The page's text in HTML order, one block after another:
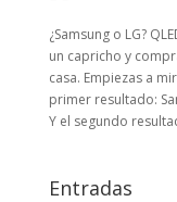
¿Samsung o LG?
un capricho y
casa. Empiezas a
primer resultado:
Y el segundo
Entradas